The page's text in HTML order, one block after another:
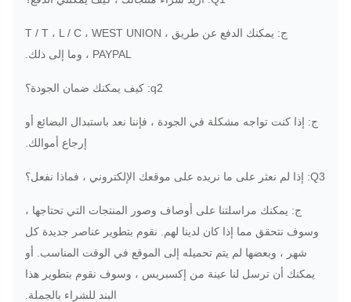
ج: يمكنك الدفع عن طريق T / T ، L / C ، WEST UNION ،
PAYPAL ، وما إلى ذلك.
q2: كيف يمكنك ضمان الجودة؟
ج: إذا كنت تواجه مشكلة في الجودة ، فإننا نعد باستبدال البضائع أو
إرجاع أموالك.
Q3: إذا لم نعثر على ما نريده على موقعك الإلكتروني ، فماذا نفعل؟
ج: يمكنك مراسلتنا على أوصاف وصور المنتجات التي تحتاجها ،
وسوف نتحقق مما إذا كان لدينا لهم.
نقوم بتطوير عناصر جديدة كل
شهر ، وبعضها لم يتم تحميله إلى الموقع في الوقت المناسب.
أو
يمكنك أن ترسل لنا عينة من إكسبريس ، وسوف نقوم بتطوير هذا
البند للشراء بالجملة.